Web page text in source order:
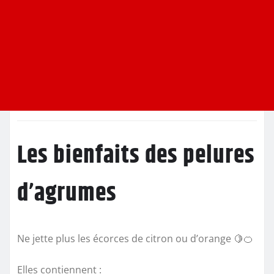
Les bienfaits des pelures
d’agrumes
Ne jette plus les écorces de citron ou d’orange 🍋🍊
Elles contiennent :